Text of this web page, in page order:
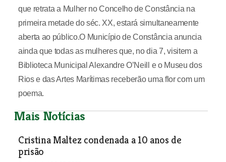
que retrata a Mulher no Concelho de Constância na
primeira metade do séc. XX, estará simultaneamente
aberta ao público.O Município de Constância anuncia
ainda que todas as mulheres que, no dia 7, visitem a
Biblioteca Municipal Alexandre O’Neill e o Museu dos
Rios e das Artes Marítimas receberão uma flor com um
poema.
Mais Notícias
Cristina Maltez condenada a 10 anos de
prisão